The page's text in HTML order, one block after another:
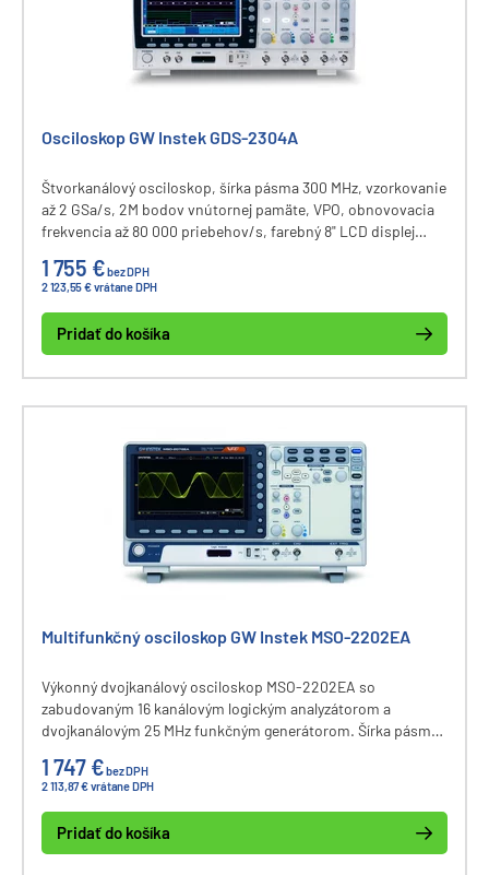
Osciloskop GW Instek GDS-2304A
Štvorkanálový osciloskop, šírka pásma 300 MHz, vzorkovanie
až 2 GSa/s, 2M bodov vnútornej pamäte, VPO, obnovovacia
frekvencia až 80 000 priebehov/s, farebný 8" LCD displej
analyzátor (8 alebo 16 kanálov), rozhranie GPIB/LAN/SVGA
alebo 2-kanálový generátor funkcií 3 MHz.
1 755 €bez DPH
2 123,55 € vrátane DPH
Pridať do košíka
Multifunkčný osciloskop GW Instek MSO-2202EA
Výkonný dvojkanálový osciloskop MSO-2202EA so
zabudovaným 16 kanálovým logickým analyzátorom a
dvojkanálovým 25 MHz funkčným generátorom. Šírka pásma
pamäť až 10 M bodov na kanál, vertikálny rozsah 1 mV - 10 V,
rozlíšenie 8 bitov. Viac ako 30 meracích funkcií, LCD 8“
displej, komunikačné rozhranie USB, Ethernet, Go-NoGo
BNC.
1 747 €bez DPH
2 113,87 € vrátane DPH
Pridať do košíka